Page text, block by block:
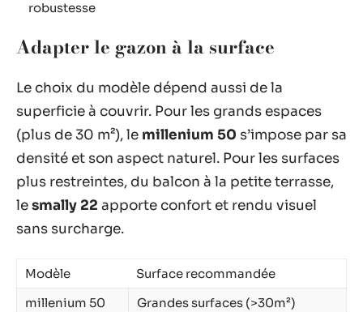
robustesse
Adapter le gazon à la surface
Le choix du modèle dépend aussi de la
superficie à couvrir. Pour les grands espaces
(plus de 30 m²), le millenium 50 s’impose par sa
densité et son aspect naturel. Pour les surfaces
plus restreintes, du balcon à la petite terrasse,
lesmally 22 apporte confort et rendu visuel
sans surcharge.
Modèle
Surface recommandée
millenium 50
Grandes surfaces (>30m²)